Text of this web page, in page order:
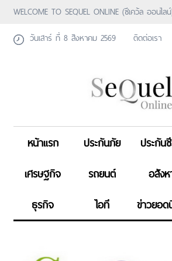
WELCOME TO SEQUEL ONLINE (ซีเคว้ล ออนไล
วันเสาร์ ที่ 8 สิงหาคม 2569
ติดต่อเรา
หน้าแรก ประกันภัย ประกัน
เศรษฐกิจ
รถยนต์ อสังห
ธุรกิจ
ไอที ข่าวยอ